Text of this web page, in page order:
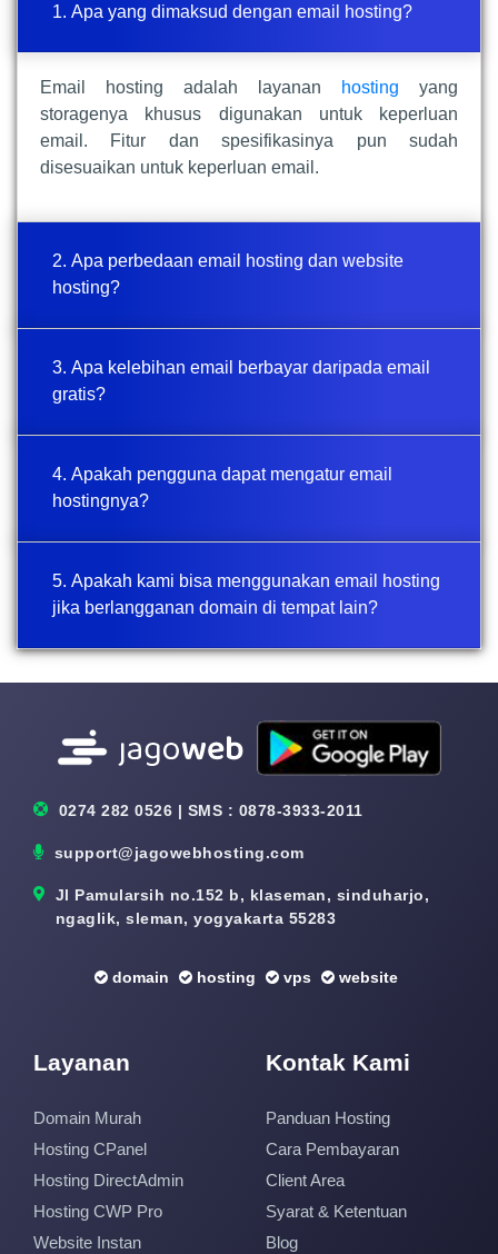
1. Apa yang dimaksud dengan email hosting?
Email hosting adalah layanan hosting yang
storagenya khusus digunakan untuk keperluan
email. Fitur dan spesifikasinya pun sudah
disesuaikan untuk keperluan email.
2. Apa perbedaan email hosting dan website
hosting?
3. Apa kelebihan email berbayar daripada email
gratis?
4. Apakah pengguna dapat mengatur email
hostingnya?
5. Apakah kami bisa menggunakan email hosting
jika berlangganan domain di tempat lain?
0274 282 0526 | SMS : 0878-3933-2011
support@jagowebhosting.com
Jl Pamularsih no.152 b, klaseman, sinduharjo,
ngaglik, sleman, yogyakarta 55283
domain hosting vps website
Layanan
Domain Murah
Hosting CPanel
Hosting DirectAdmin
Hosting CWP Pro
Website Instan
Kontak Kami
Panduan Hosting
Cara Pembayaran
Client Area
Syarat & Ketentuan
Blog